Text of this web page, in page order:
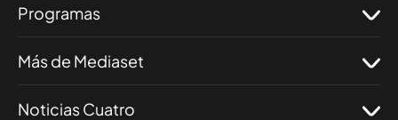
Programas
Más de Mediaset
Noticias Cuatro